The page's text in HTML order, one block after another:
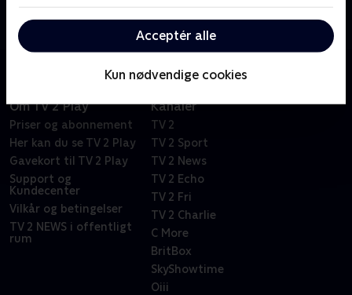
Acceptér alle
Kun nødvendige cookies
lære at blive en rigtig jyde.
Om TV 2 Play
Priser og abonnement
Her kan du se TV 2 Play
Gavekort til TV 2 Play
Support og
Kundecenter
Vilkår og betingelser
TV 2 NEWS i offentligt
rum
Kanaler
TV 2
TV 2 Sport
TV 2 News
TV 2 Echo
TV 2 Fri
TV 2 Charlie
C More
BritBox
SkyShowtime
Oiii